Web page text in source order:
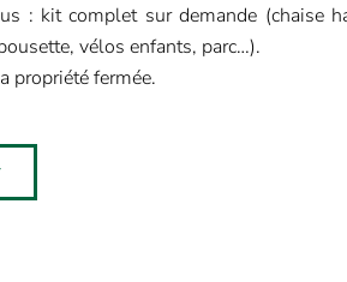
: kit complet sur demande (chaise
vélos enfants, parc…).
propriété fermée.